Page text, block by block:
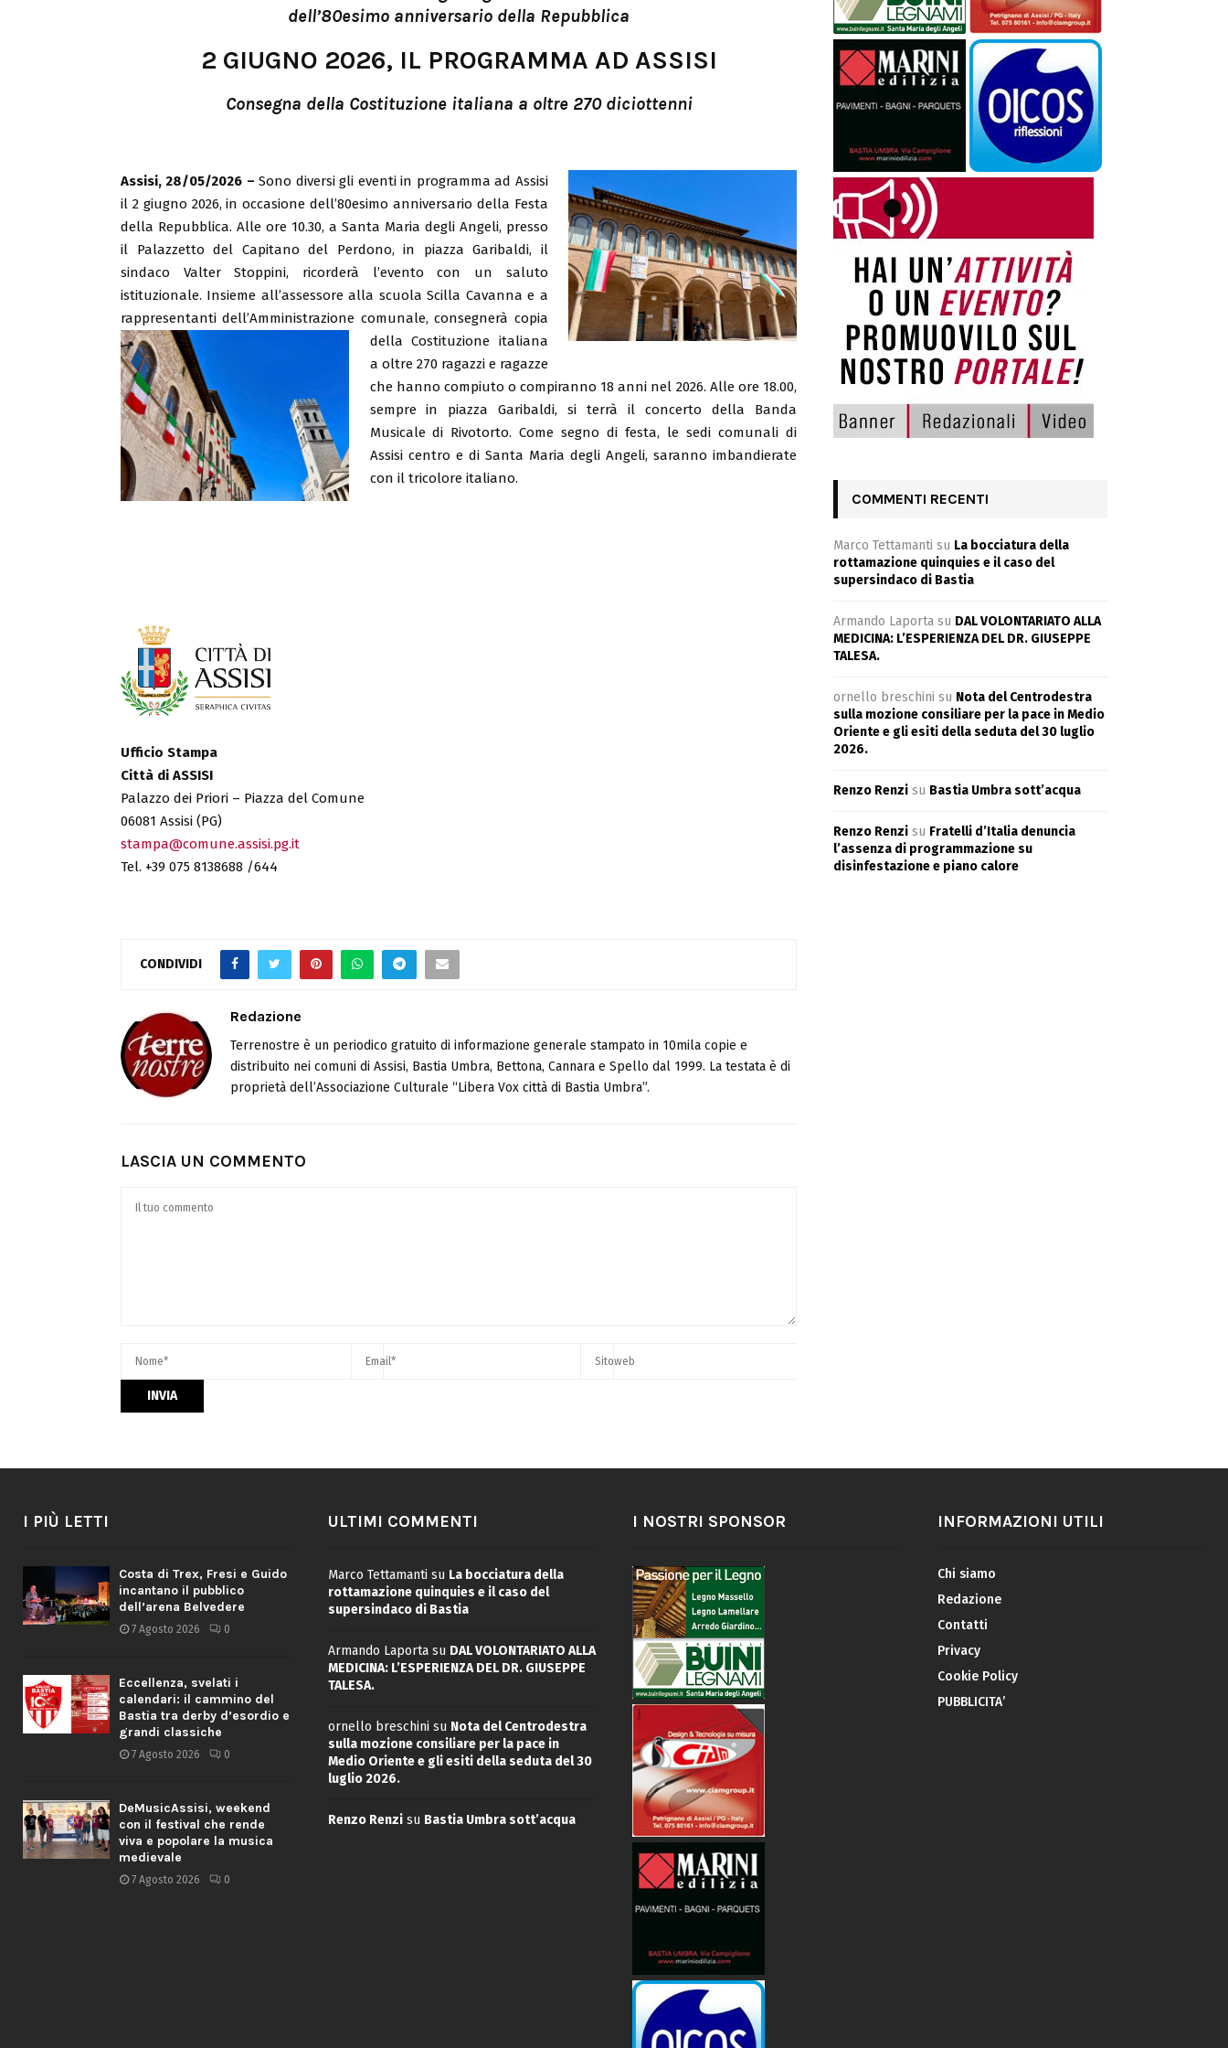
dell’80esimo anniversario della Repubblica
2 GIUGNO 2026, IL PROGRAMMA AD ASSISI
Consegna della Costituzione italiana a oltre 270 diciottenni
Assisi, 28/05/2026 – Sono diversi gli eventi in programma ad Assisi
il 2 giugno 2026, in occasione dell’80esimo anniversario della Festa
della Repubblica. Alle ore 10.30, a Santa Maria degli Angeli, presso
il Palazzetto del Capitano del Perdono, in piazza Garibaldi, il
sindaco Valter Stoppini, ricorderà l’evento con un saluto
istituzionale. Insieme all’assessore alla scuola Scilla Cavanna e a
rappresentanti dell’Amministrazione comunale, consegnerà copia
della Costituzione italiana
a oltre 270 ragazzi e ragazze
che hanno compiuto o compiranno 18 anni nel 2026. Alle ore 18.00,
sempre in piazza Garibaldi, si terrà il concerto della Banda
Musicale di Rivotorto. Come segno di festa, le sedi comunali di
Assisi centro e di Santa Maria degli Angeli, saranno imbandierate
con il tricolore italiano.
Ufficio Stampa
Città di ASSISI
Palazzo dei Priori – Piazza del Comune
06081 Assisi (PG)
stampa@comune.assisi.pg.it
Tel. +39 075 8138688 /644
CONDIVIDI
Redazione
Terrenostre è un periodico gratuito di informazione generale stampato in 10mila copie e
distribuito nei comuni di Assisi, Bastia Umbra, Bettona, Cannara e Spello dal 1999. La testata è di
proprietà dell’Associazione Culturale “Libera Vox città di Bastia Umbra”.
LASCIA UN COMMENTO
COMMENTI RECENTI
Marco Tettamanti su La bocciatura della
rottamazione quinquies e il caso del
supersindaco di Bastia
Armando Laporta su DAL VOLONTARIATO ALLA
MEDICINA: L’ESPERIENZA DEL DR. GIUSEPPE
TALESA.
ornello breschini su Nota del Centrodestra
sulla mozione consiliare per la pace in Medio
Oriente e gli esiti della seduta del 30 luglio
2026.
Renzo Renzi su Bastia Umbra sott’acqua
Renzo Renzi su Fratelli d’Italia denuncia
l’assenza di programmazione su
disinfestazione e piano calore
I PIÙ LETTI
Costa di Trex, Fresi e Guido
incantano il pubblico
dell’arena Belvedere
7 Agosto 2026 0
Eccellenza, svelati i
calendari: il cammino del
Bastia tra derby d’esordio e
grandi classiche
7 Agosto 2026 0
DeMusicAssisi, weekend
con il festival che rende
viva e popolare la musica
medievale
7 Agosto 2026 0
ULTIMI COMMENTI
Marco Tettamanti su La bocciatura della
rottamazione quinquies e il caso del
supersindaco di Bastia
Armando Laportasu DAL VOLONTARIATO ALLA
MEDICINA: L’ESPERIENZA DEL DR. GIUSEPPE
TALESA.
ornello breschini su Nota del Centrodestra
sulla mozione consiliare per la pace in
Medio Oriente e gli esiti della seduta del 30
luglio 2026.
Renzo Renzisu Bastia Umbra sott’acqua
I NOSTRI SPONSOR INFORMAZIONI UTILI
Chi siamo
Redazione
Contatti
Privacy
Cookie Policy
PUBBLICITA’